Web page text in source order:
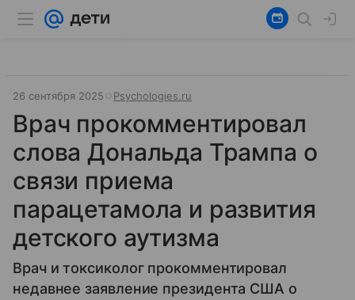
26 сентября 2025 Psychologies.ru
Врач прокомментировал
слова Дональда Трампа о
связи приема
парацетамола и развития
детского аутизма
Врач и токсиколог прокомментировал
недавнее заявление президента США о